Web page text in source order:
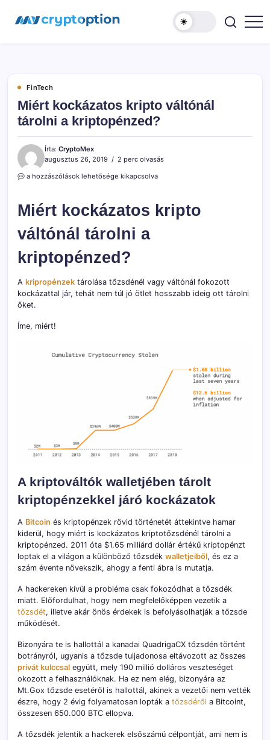
MyCryptOption
FinTech
Miért kockázatos kripto váltónál
tárolni a kriptopénzed?
Írta: CryptoMex
augusztus 26, 2019
2 perc olvasás
Miért
váltónál
tárolni
a
kriptopénzed?
a hozzászólások lehetősége kikapcsolva
Miért kockázatos kripto
váltónál tárolni a
kriptopénzed?
A kripropénzek tárolása tőzsdénél vagy váltónál fokozott
kockázattal jár, tehát nem túl jó ötlet hosszabb ideig ott tárolni
őket.
Íme, miért!
A kriptováltók walletjében tárolt
kriptopénzekkel járó kockázatok
A Bitcoin és kriptopénzek rövid történetét áttekintve hamar
kiderül, hogy miért is kockázatos kriptotőzsdénél tárolni a
kriptopénzed. 2011 óta $1.65 milliárd dollár értékű kriptopénzt
loptak el a világon a különböző tőzsdék walletjeiből, és ez a
szám évente növekszik, ahogy a fenti ábra is mutatja.
A hackereken kívül a probléma csak fokozódhat a tőzsdék
miatt. Előfordulhat, hogy nem megfelelőképpen vezetik a
tőzsdét, illetve akár önös érdekek is befolyásolhatják a tőzsde
működését.
Bizonyára te is hallottál a kanadai QuadrigaCX tőzsdén történt
botrányról, ugyanis a tőzsde tuljadonosa eltávozott az összes
privát kulccsal együtt, mely 190 millió dolláros veszteséget
okozott a felhasználóknak. Ha ez nem elég, bizonyára az
Mt.Gox tőzsde esetéről is hallottál, akinek a vezetői nem vették
észre, hogy 2 évig folyamatosan lopták a tőzsdéről a Bitcoint,
összesen 650.000 BTC ellopva.
A tőzsdék jelentik a hackerek elsőszámú célpontját, ami nem is